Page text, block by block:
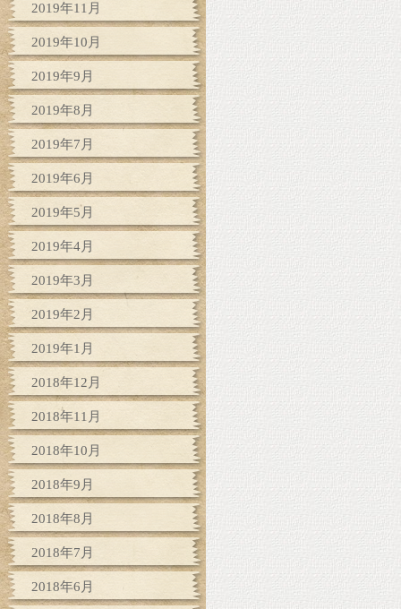
2019年11月
2019年10月
2019年9月
2019年8月
2019年7月
2019年6月
2019年5月
2019年4月
2019年3月
2019年2月
2019年1月
2018年12月
2018年11月
2018年10月
2018年9月
2018年8月
2018年7月
2018年6月